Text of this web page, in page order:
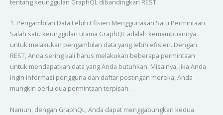
tentang keunggulan GraphQL dibandingkan REST.
1. Pengambilan Data Lebih Efisien Menggunakan Satu Permintaan
Salah satu keunggulan utama GraphQL adalah kemampuannya
untuk melakukan pengambilan data yang lebih efisien. Dengan
REST, Anda sering kali harus melakukan beberapa permintaan
untuk mendapatkan data yang Anda butuhkan. Misalnya, jika Anda
ingin informasi pengguna dan daftar postingan mereka, Anda
mungkin perlu dua permintaan terpisah.
Namun, dengan GraphQL, Anda dapat menggabungkan kedua